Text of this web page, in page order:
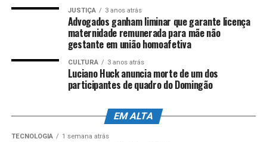
JUSTIÇA 3 anos atrás
Advogados ganham liminar que garante licença
maternidade remunerada para mãe não
gestante em união homoafetiva
CULTURA 3 anos atrás
Luciano Huck anuncia morte de um dos
participantes de quadro do Domingão
EM ALTA
TECNOLOGIA 1 semana atrás